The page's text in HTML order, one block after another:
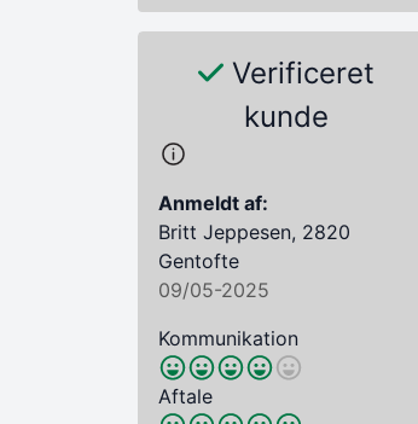
Verificeret
kunde
Anmeldt af:
Britt Jeppesen, 2820
Gentofte
09/05-2025
Kommunikation
Aftale